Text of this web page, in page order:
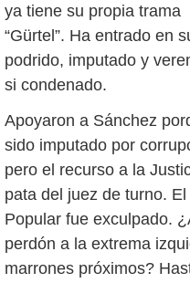
ya tiene su propia trama
“Gürtel”. Ha entrado en
podrido, imputado y
si condenado.
Apoyaron a Sánchez
sido imputado por
pero el recurso a la
pata del juez de turno.
Popular fue exculpado.
perdón a la extrema
marrones próximos?